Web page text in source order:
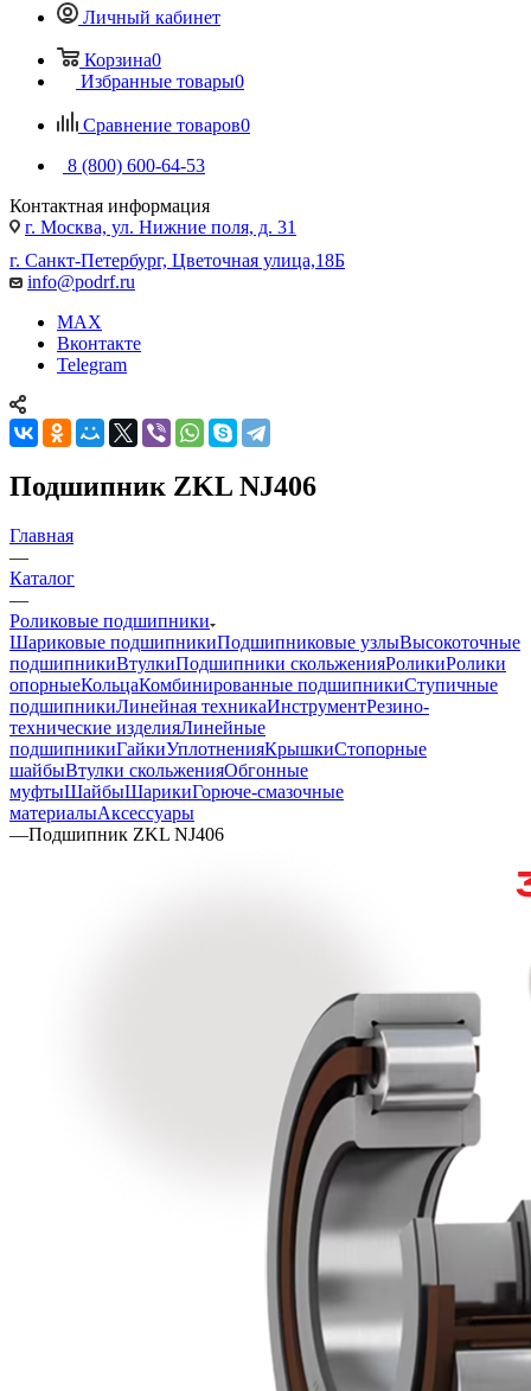
Личный кабинет
Корзина0
Избранные товары0
Сравнение товаров0
8 (800) 600-64-53
Контактная информация
г. Москва, ул. Нижние поля, д. 31
г. Санкт-Петербург, Цветочная улица,18Б
info@podrf.ru
MAX
Вконтакте
Telegram
Подшипник ZKL NJ406
Главная
—
Каталог
—
Роликовые подшипники
Шариковые подшипникиПодшипниковые узлыВысокоточные
подшипникиВтулкиПодшипники скольженияРоликиРолики
опорныеКольцаКомбинированные подшипникиСтупичные
подшипникиЛинейная техникаИнструментРезино-
технические изделияЛинейные
подшипникиГайкиУплотненияКрышкиСтопорные
шайбыВтулки скольженияОбгонные
муфтыШайбыШарикиГорюче-смазочные
материалыАксессуары
—Подшипник ZKL NJ406